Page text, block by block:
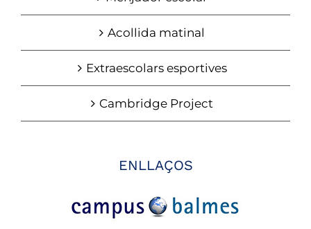
Acollida matinal
Extraescolars esportives
Cambridge Project
ENLLAÇOS